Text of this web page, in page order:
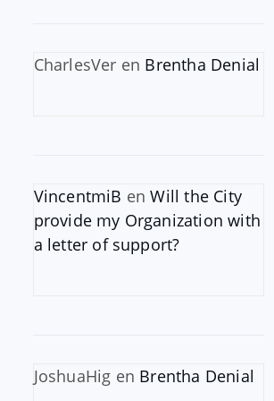
CharlesVer en Brentha Denial
VincentmiB enWill the City
provide my Organization with
a letter of support?
JoshuaHig en Brentha Denial